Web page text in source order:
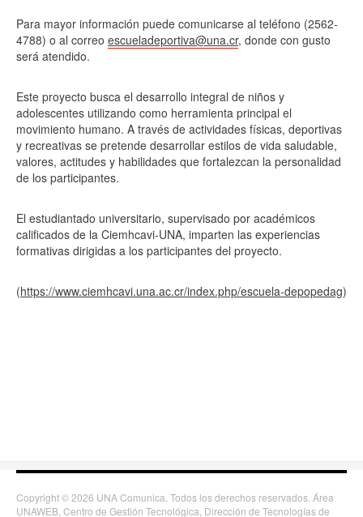
Para mayor información puede comunicarse al teléfono (2562-
4788) o al correo escueladeportiva@una.cr, donde con gusto
será atendido.
Este proyecto busca el desarrollo integral de niños y
adolescentes utilizando como herramienta principal el
movimiento humano. A través de actividades físicas, deportivas
y recreativas se pretende desarrollar estilos de vida saludable,
valores, actitudes y habilidades que fortalezcan la personalidad
de los participantes.
El estudiantado universitario, supervisado por académicos
calificados de la Ciemhcavi-UNA, imparten las experiencias
formativas dirigidas a los participantes del proyecto.
(https://www.ciemhcavi.una.ac.cr/index.php/escuela-depopedag)
Copyright © 2026 UNA Comunica. Todos los derechos reservados. Área
UNAWEB, Centro de Gestión Tecnológica, Dirección de Tecnologías de